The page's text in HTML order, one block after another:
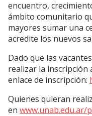
encuentro,
ámbito comunitario
mayores sumar una
acredite los nuevos
Dado que las
realizar la inscripción
enlace de inscripción:
Quienes quieran
en www.unab.edu.ar/